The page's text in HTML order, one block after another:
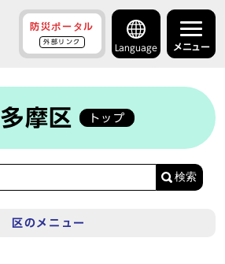
防災ポータル
外部リンク
Language メニュー
多摩区 トップ
検索
区のメニュー